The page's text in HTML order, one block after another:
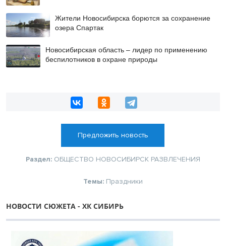
Жители Новосибирска борются за сохранение
озера Спартак
Новосибирская область – лидер по применению
беспилотников в охране природы
Предложить новость
Раздел: ОБЩЕСТВО НОВОСИБИРСК РАЗВЛЕЧЕНИЯ
Темы: Праздники
НОВОСТИ СЮЖЕТА - ХК СИБИРЬ